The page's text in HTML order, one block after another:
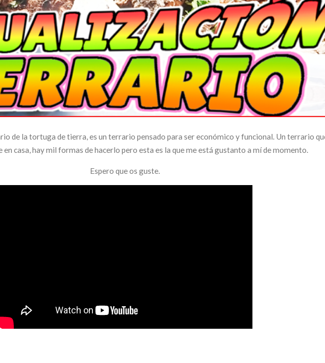
de la tortuga de tierra, es un terrario pensado para ser económico y funcional. Un terrario
en casa, hay mil formas de hacerlo pero esta es la que me está gustanto a mí de momento.
Espero que os guste.